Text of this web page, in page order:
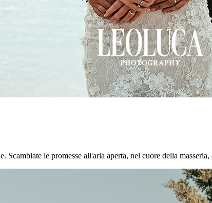
le promesse all'aria aperta, nel cuore della